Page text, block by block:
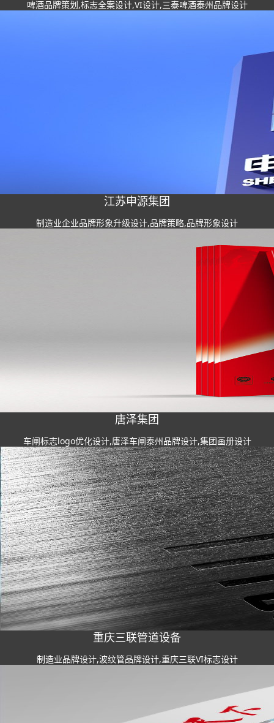
啤酒品牌策划,标志全案设计,VI设计,三泰啤酒泰州品牌设计
江苏申源集团
制造业企业品牌形象升级设计,品牌策略,品牌形象设计
唐泽集团
车闸标志logo优化设计,唐泽车闸泰州品牌设计,集团画册设计
重庆三联管道设备
制造业品牌设计,波纹管品牌设计,重庆三联VI标志设计